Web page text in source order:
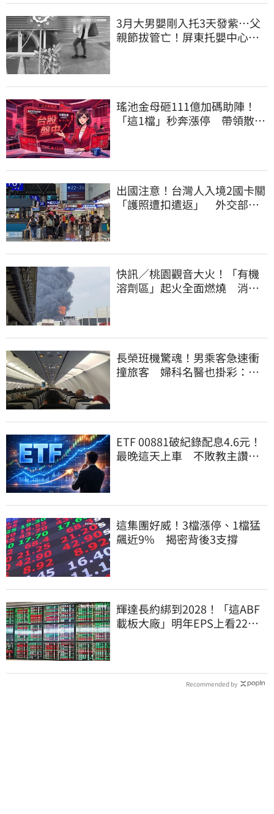
3月大男嬰剛入托3天發紫…父
親節拔管亡！屏東托嬰中心回9
瑤池金母砸111億加碼助陣！
「這1檔」秒奔漲停 帶領散熱
出國注意！台灣人入境2國卡關
「護照遭扣遣返」 外交部證
快訊／桃園觀音大火！「有機
溶劑區」起火全面燃燒 消
長榮班機驚魂！男乘客急速衝
撞旅客 婦科名醫也掛彩：全
ETF 00881破紀錄配息4.6元！
最晚這天上車 不敗教主讚：
這集團好威！3檔漲停、1檔猛
飆近9% 揭密背後3支撐
輝達長約綁到2028！「這ABF
載板大廠」明年EPS上看22
Recommended by